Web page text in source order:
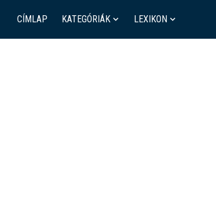
CÍMLAP KATEGÓRIÁK LEXIKON